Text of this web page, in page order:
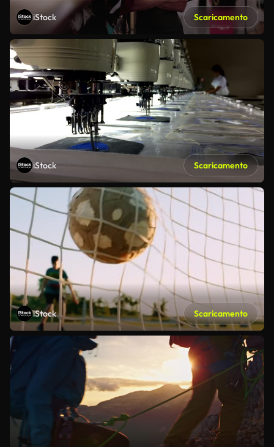
iStock Scaricamento
iStock Scaricamento
iStock Scaricamento